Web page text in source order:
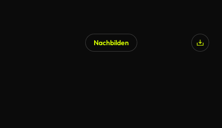
Nachbilden